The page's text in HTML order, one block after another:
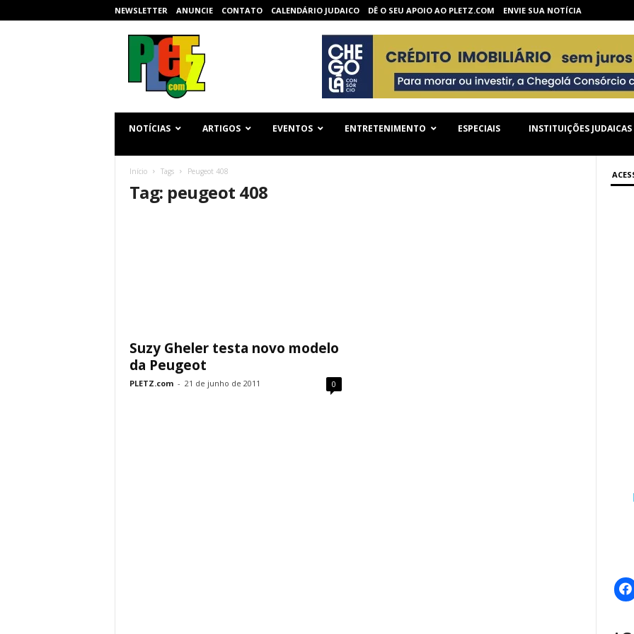
NEWSLETTER ANUNCIE CONTATO CALENDÁRIO JUDAICO DÊ O SEU APOIO AO PLETZ.COM ENVIE SUA NOTÍCIA
NOTÍCIAS ARTIGOS EVENTOS ENTRETENIMENTO ESPECIAIS INSTITUIÇÕES JUDAICAS
Início Tags Peugeot 408
Tag: peugeot 408
Suzy Gheler testa novo modelo
da Peugeot
PLETZ.com - 21 de junho de 2011 0